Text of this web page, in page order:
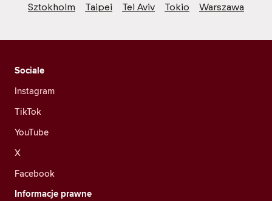
Sztokholm
Taipei Tel Aviv Tokio Warszawa
Sociale
Instagram
TikTok
YouTube
X
Facebook
Informacje prawne